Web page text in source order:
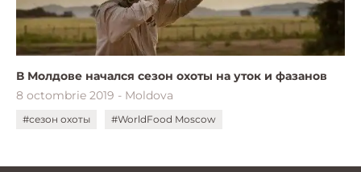
В Молдове начался сезон охоты на уток и фазанов
8 octombrie 2019 - Moldova
#сезон охоты #WorldFood Moscow